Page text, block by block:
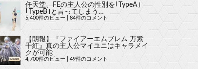
任天堂、FEの主人公の性別を｢TypeA｣
｢TypeB｣と言ってしまう…
5,400件のビュー 84件のコメント
【朗報】『ファイアーエムブレム 万紫
千紅』真の主人公マイユニはキャラメイ
クが可能
4,700件のビュー 49件のコメント